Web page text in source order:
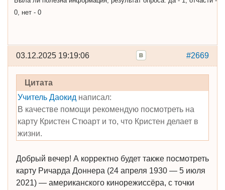
0, нет - 0
#2669
03.12.2025 19:19:06
Цитата
Учитель Даокид написал:
В качестве помощи рекомендую посмотреть на
карту Кристен Стюарт и то, что Кристен делает в
жизни.
Добрый вечер! А корректно будет также посмотреть
карту Ричарда Доннера (24 апреля 1930 — 5 июля
2021) — американского кинорежиссёра, с точки